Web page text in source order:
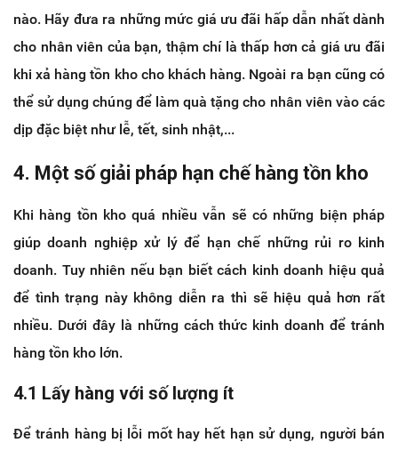
nào. Hãy đưa ra những mức giá ưu đãi hấp dẫn nhất dành
cho nhân viên của bạn, thậm chí là thấp hơn cả giá ưu đãi
khi xả hàng tồn kho cho khách hàng. Ngoài ra bạn cũng có
thể sử dụng chúng để làm quà tặng cho nhân viên vào các
dịp đặc biệt như lễ, tết, sinh nhật,...
4. Một số giải pháp hạn chế hàng tồn kho
Khi hàng tồn kho quá nhiều vẫn sẽ có những biện pháp
giúp doanh nghiệp xử lý để hạn chế những rủi ro kinh
doanh. Tuy nhiên nếu bạn biết cách kinh doanh hiệu quả
để tình trạng này không diễn ra thì sẽ hiệu quả hơn rất
nhiều. Dưới đây là những cách thức kinh doanh để tránh
hàng tồn kho lớn.
4.1 Lấy hàng với số lượng ít
Để tránh hàng bị lỗi mốt hay hết hạn sử dụng, người bán